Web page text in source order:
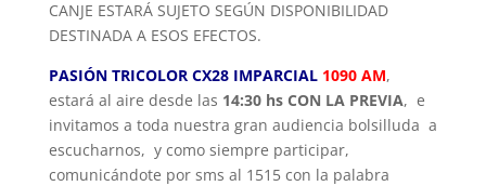
CANJE ESTARÁ SUJETO SEGÚN DISPONIBILIDAD
DESTINADA A ESOS EFECTOS.
PASIÓN TRICOLOR CX28 IMPARCIAL 1090 AM,
estará al aire desde las 14:30 hs CON LA PREVIA, e
invitamos a toda nuestra gran audiencia bolsilluda a
escucharnos, y como siempre participar,
comunicándote por sms al 1515 con la palabra